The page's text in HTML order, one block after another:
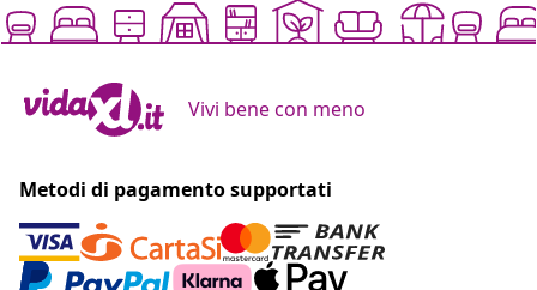
Vivi bene con meno
Metodi di pagamento supportati